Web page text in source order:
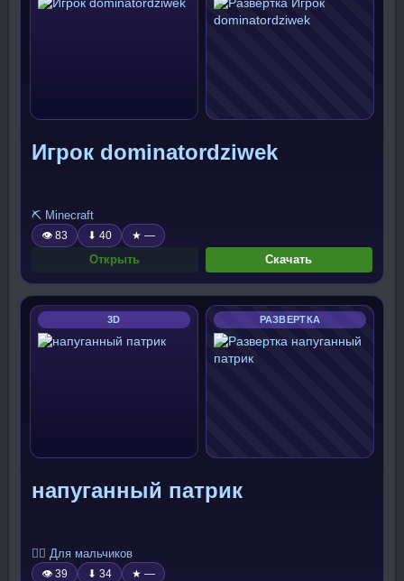
Игрок dominatordziwek
⛏️ Minecraft
👁 83 ⬇ 40 ★ —
Открыть Скачать
3D РАЗВЕРТКА
напуганный патрик
🧍‍♂️ Для мальчиков
👁 39 ⬇ 34 ★ —